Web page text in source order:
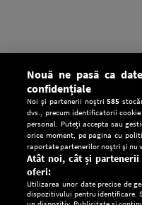
Nouă ne pasă ca
confidențiale
Noi și partenerii noștri585
dvs., precum identificatorii
personal. Puteți accepta sau
orice moment, pe pagina cu
raportate partenerilor noștri și nu
Atât noi, cât și
oferi:
Utilizarea unor date precise de
dispozitivului pentru identificare.